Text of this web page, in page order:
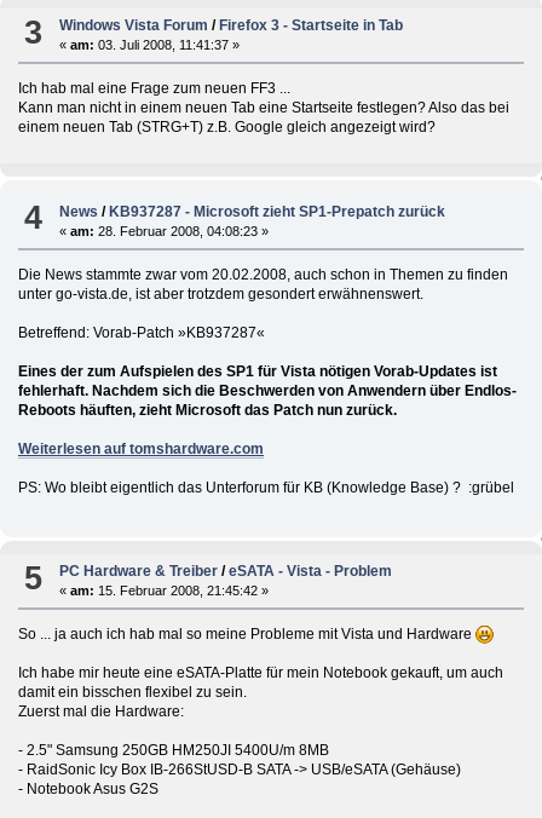
3 Windows Vista Forum / Firefox 3 - Startseite in Tab
«am: 03. Juli 2008, 11:41:37 »
Ich hab mal eine Frage zum neuen FF3 ...
Kann man nicht in einem neuen Tab eine Startseite festlegen? Also das bei
einem neuen Tab (STRG+T) z.B. Google gleich angezeigt wird?
4 News /KB937287 - Microsoft zieht SP1-Prepatch zurück
«am: 28. Februar 2008, 04:08:23 »
Die News stammte zwar vom 20.02.2008, auch schon in Themen zu finden
unter go-vista.de, ist aber trotzdem gesondert erwähnenswert.
Betreffend: Vorab-Patch »KB937287«
Eines der zum Aufspielen des SP1 für Vista nötigen Vorab-Updates ist
fehlerhaft. Nachdem sich die Beschwerden von Anwendern über Endlos-
Reboots häuften, zieht Microsoft das Patch nun zurück.
Weiterlesen auf tomshardware.com
PS: Wo bleibt eigentlich das Unterforum für KB (Knowledge Base) ? :grübel
5 PC Hardware & Treiber /eSATA - Vista - Problem
«am: 15. Februar 2008, 21:45:42 »
So ... ja auch ich hab mal so meine Probleme mit Vista und Hardware
Ich habe mir heute eine eSATA-Platte für mein Notebook gekauft, um auch
damit ein bisschen flexibel zu sein.
Zuerst mal die Hardware:
- 2.5" Samsung 250GB HM250JI 5400U/m 8MB
- RaidSonic Icy Box IB-266StUSD-B SATA -> USB/eSATA (Gehäuse)
- Notebook Asus G2S